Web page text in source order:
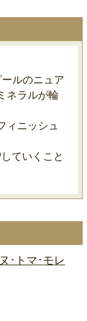
ルのニュア
ネラルが輪
ィニッシュ
ていくこと
･トマ･モレ